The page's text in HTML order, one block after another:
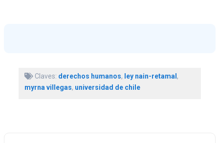
Claves: derechos humanos, ley nain-retamal ,
myrna villegas, universidad de chile